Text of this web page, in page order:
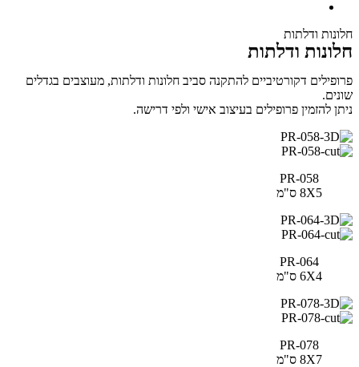
חלונות ודלתות
חלונות ודלתות
פרופילים דקורטיביים להתקנה סביב חלונות ודלתות, מעוצבים בגדלים
שונים.
ניתן להזמין פרופילים בעיצוב אישי ולפי דרישה.
PR-058
8X5 ס"מ
PR-064
6X4 ס"מ
PR-078
8X7 ס"מ